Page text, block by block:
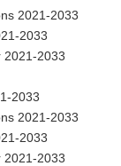
2021-2033
2033
2021-2033
2033
2021-2033
2033
2021-2033